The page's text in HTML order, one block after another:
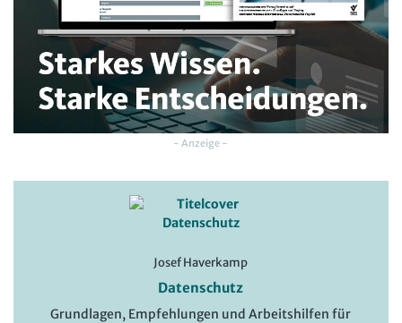
- Anzeige -
Josef Haverkamp
Datenschutz
Grundlagen, Empfehlungen und Arbeitshilfen für